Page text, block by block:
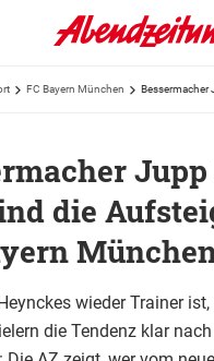
FC Bayern München
die
wieder Trainer
die Tendenz klar